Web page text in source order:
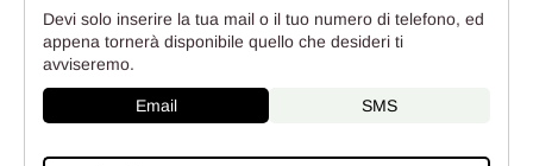
Devi solo inserire la tua mail o il tuo numero di telefono, ed
appena tornerà disponibile quello che desideri ti
avviseremo.
Email SMS